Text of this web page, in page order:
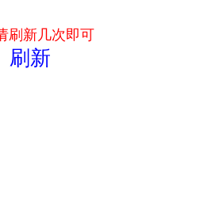
刷新几次即可
刷新